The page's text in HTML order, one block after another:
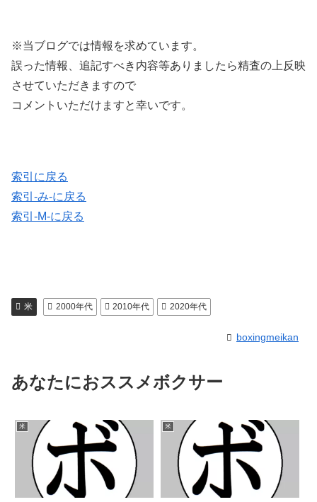
※当ブログでは情報を求めています。
誤った情報、追記すべき内容等ありましたら精査の上反映
させていただきますので
コメントいただけますと幸いです。
索引に戻る
索引-み-に戻る
索引-M-に戻る
米 2000年代 2010年代 2020年代
boxingmeikan
あなたにおススメボクサー
米 米